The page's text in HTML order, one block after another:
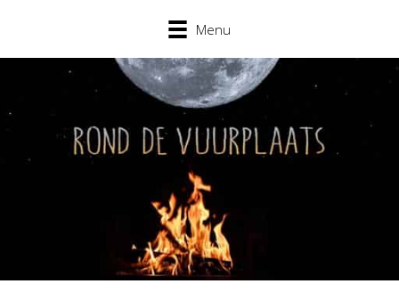
Menu